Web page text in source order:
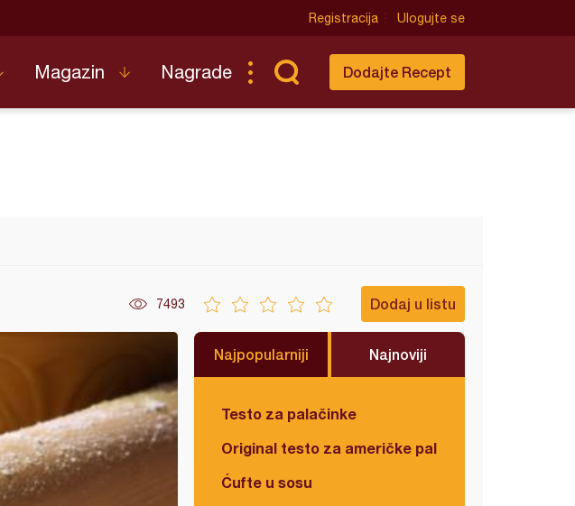
Registracija Ulogujte se
Magazin Nagrade Dodajte Recept
7493 Dodaj u listu
Najpopularniji Najnoviji
Testo za palačinke
Original testo za američke palačinke
Ćufte u sosu